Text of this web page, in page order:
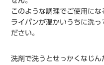
このような調理でご使用に
ライパンが温かいうちに洗
ださい。
洗剤で洗うとせっかくなじ